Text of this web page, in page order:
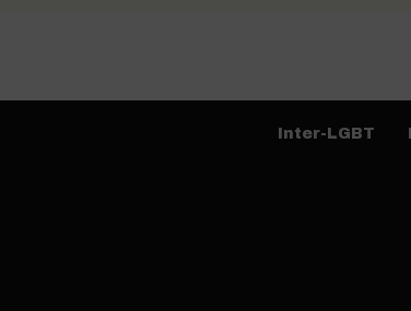
Inter-LGBT